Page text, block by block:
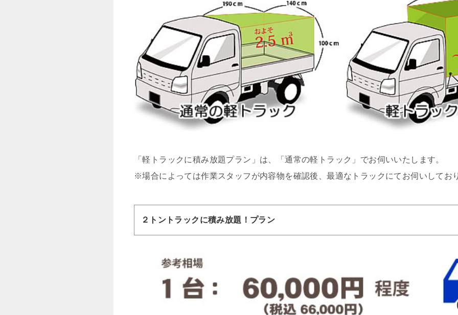
「軽トラックに積み放題プラン」は、「通常の軽トラック」でお伺いいたします。
※場合によっては作業スタッフが内容物を確認後、最適なトラックにてお伺いしてお
２トントラックに積み放題！プラン